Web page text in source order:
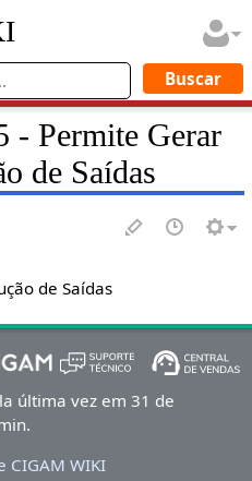
- Permite Gerar
de Saídas
de Saídas
última vez em 31 de
CIGAM WIKI